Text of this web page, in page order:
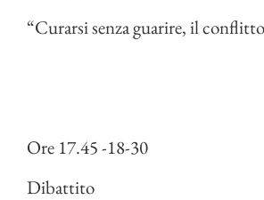
“Curarsi senza guarire, il
Ore 17.45 -18-30
Dibattito